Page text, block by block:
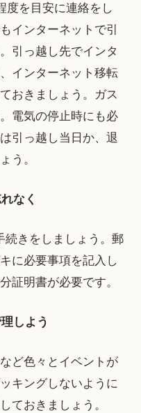
度を目安に連絡をし
インターネットで引
引っ越し先でインタ
インターネット移転
おきましょう。ガス
電気の停止時にも必
引っ越し当日か、退
う。
なく
続きをしましょう。郵
に必要事項を記入し
証明書が必要です。
しよう
ど色々とイベントが
キングしないように
ておきましょう。